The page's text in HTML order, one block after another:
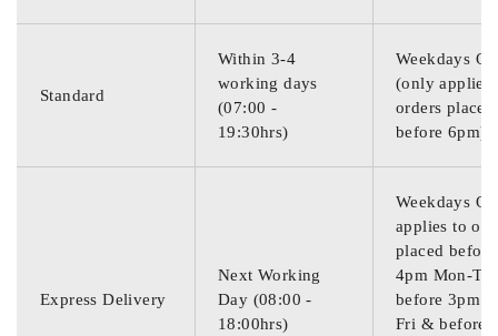
Standard
Within 3-4
working days
(07:00 -
19:30hrs)
Weekdays
(only applies
orders placed
before 6pm)
Express Delivery
Next Working
Day (08:00 -
18:00hrs)
Weekdays
applies to
placed before
4pm Mon-
before 3pm
Fri & before